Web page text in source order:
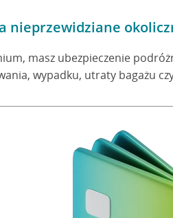
nieprzewidziane
masz ubezpieczenie
wypadku, utraty bagażu